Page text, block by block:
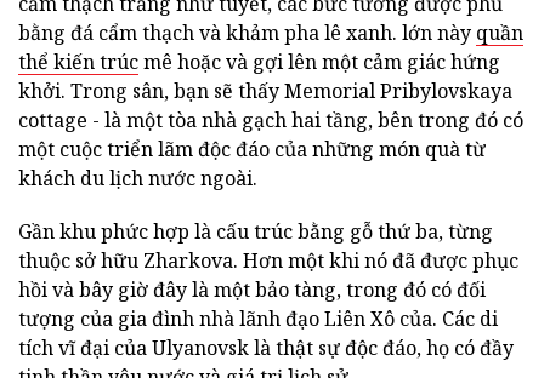
bằng đá cẩm thạch và khảm pha lê xanh. lớn này quần
thể kiến trúcmê hoặc và gợi lên một cảm giác hứng
khởi. Trong sân, bạn sẽ thấy Memorial Pribylovskaya
cottage - là một tòa nhà gạch hai tầng, bên trong đó có
một cuộc triển lãm độc đáo của những món quà từ
khách du lịch nước ngoài.
Gần khu phức hợp là cấu trúc bằng gỗ thứ ba, từng
thuộc sở hữu Zharkova. Hơn một khi nó đã được phục
hồi và bây giờ đây là một bảo tàng, trong đó có đối
tượng của gia đình nhà lãnh đạo Liên Xô của. Các di
tích vĩ đại của Ulyanovsk là thật sự độc đáo, họ có đầy